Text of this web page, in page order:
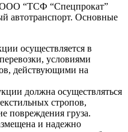
ООО “ТСФ “Спецпрокат”
автотранспорт. Основные
осуществляется в
условиями
действующими на
должна осуществляться
стропов,
повреждения груза.
и надежно